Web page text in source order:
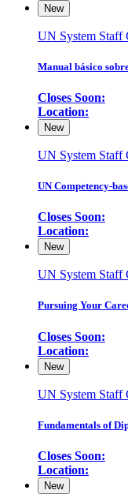
New
UN System Staff
Manual básico
Closes Soon:
Location:
New
UN System Staff
UN Competency-
Closes Soon:
Location:
New
UN System Staff
Pursuing Your
Closes Soon:
Location:
New
UN System Staff
Fundamentals of
Closes Soon:
Location:
New